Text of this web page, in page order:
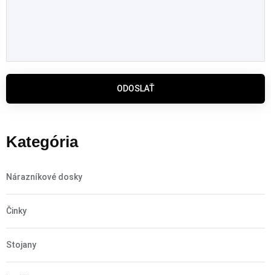
ODOSLAŤ
Kategória
Nárazníkové dosky
Činky
Stojany